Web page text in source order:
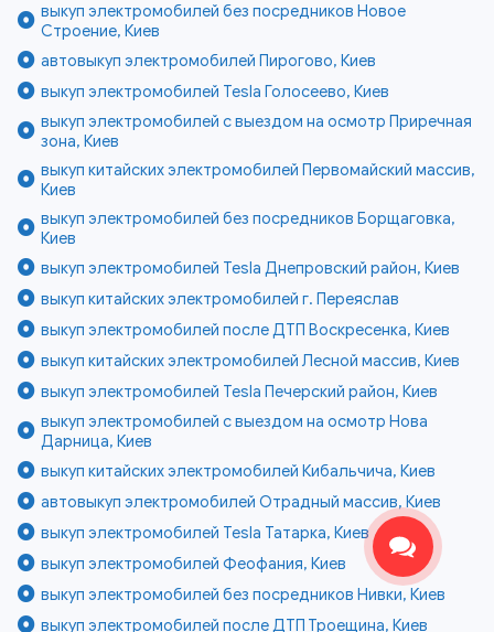
выкуп электромобилей без посредников Новое
Строение, Киев
автовыкуп электромобилей Пирогово, Киев
выкуп электромобилей Tesla Голосеево, Киев
выкуп электромобилей с выездом на осмотр Приречная
зона, Киев
выкуп китайских электромобилей Первомайский массив,
Киев
выкуп электромобилей без посредников Борщаговка,
Киев
выкуп электромобилей Tesla Днепровский район, Киев
выкуп китайских электромобилей г. Переяслав
выкуп электромобилей после ДТП Воскресенка, Киев
выкуп китайских электромобилей Лесной массив, Киев
выкуп электромобилей Tesla Печерский район, Киев
выкуп электромобилей с выездом на осмотр Нова
Дарница, Киев
выкуп китайских электромобилей Кибальчича, Киев
автовыкуп электромобилей Отрадный массив, Киев
выкуп электромобилей Tesla Татарка, Киев
выкуп электромобилей Феофания, Киев
выкуп электромобилей без посредников Нивки, Киев
выкуп электромобилей после ДТП Троещина, Киев